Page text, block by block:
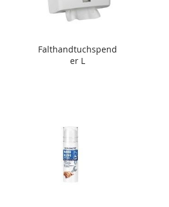
Falthandtuchspend
er L